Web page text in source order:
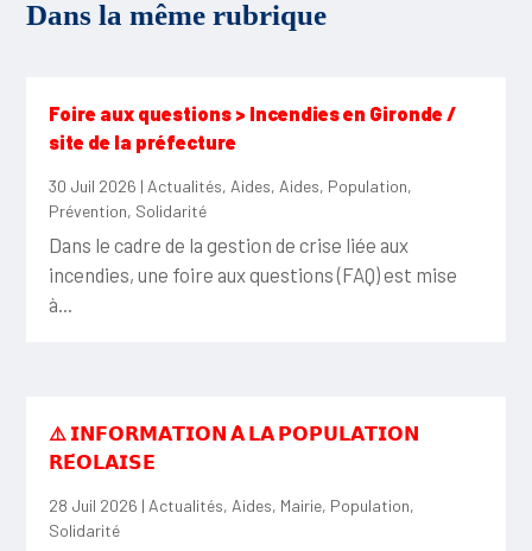
Dans la même rubrique
Foire aux questions > Incendies en Gironde /
site de la préfecture
30 Juil 2026 | Actualités, Aides, Aides, Population,
Prévention, Solidarité
Dans le cadre de la gestion de crise liée aux
incendies, une foire aux questions (FAQ) est mise
à...
⚠️ 𝗜𝗡𝗙𝗢𝗥𝗠𝗔𝗧𝗜𝗢𝗡 𝗔̀ 𝗟𝗔 𝗣𝗢𝗣𝗨𝗟𝗔𝗧𝗜𝗢𝗡
𝗥𝗘́𝗢𝗟𝗔𝗜𝗦𝗘
28 Juil 2026 | Actualités, Aides, Mairie, Population,
Solidarité